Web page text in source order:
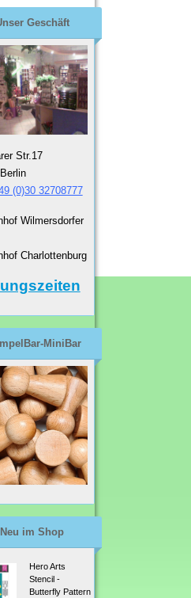
Geschäft
Str.17
(0)30 32708777
Wilmersdorfer
Charlottenburg
MiniBar
Neu im Shop
Hero Arts
Stencil -
Butterfly Pattern